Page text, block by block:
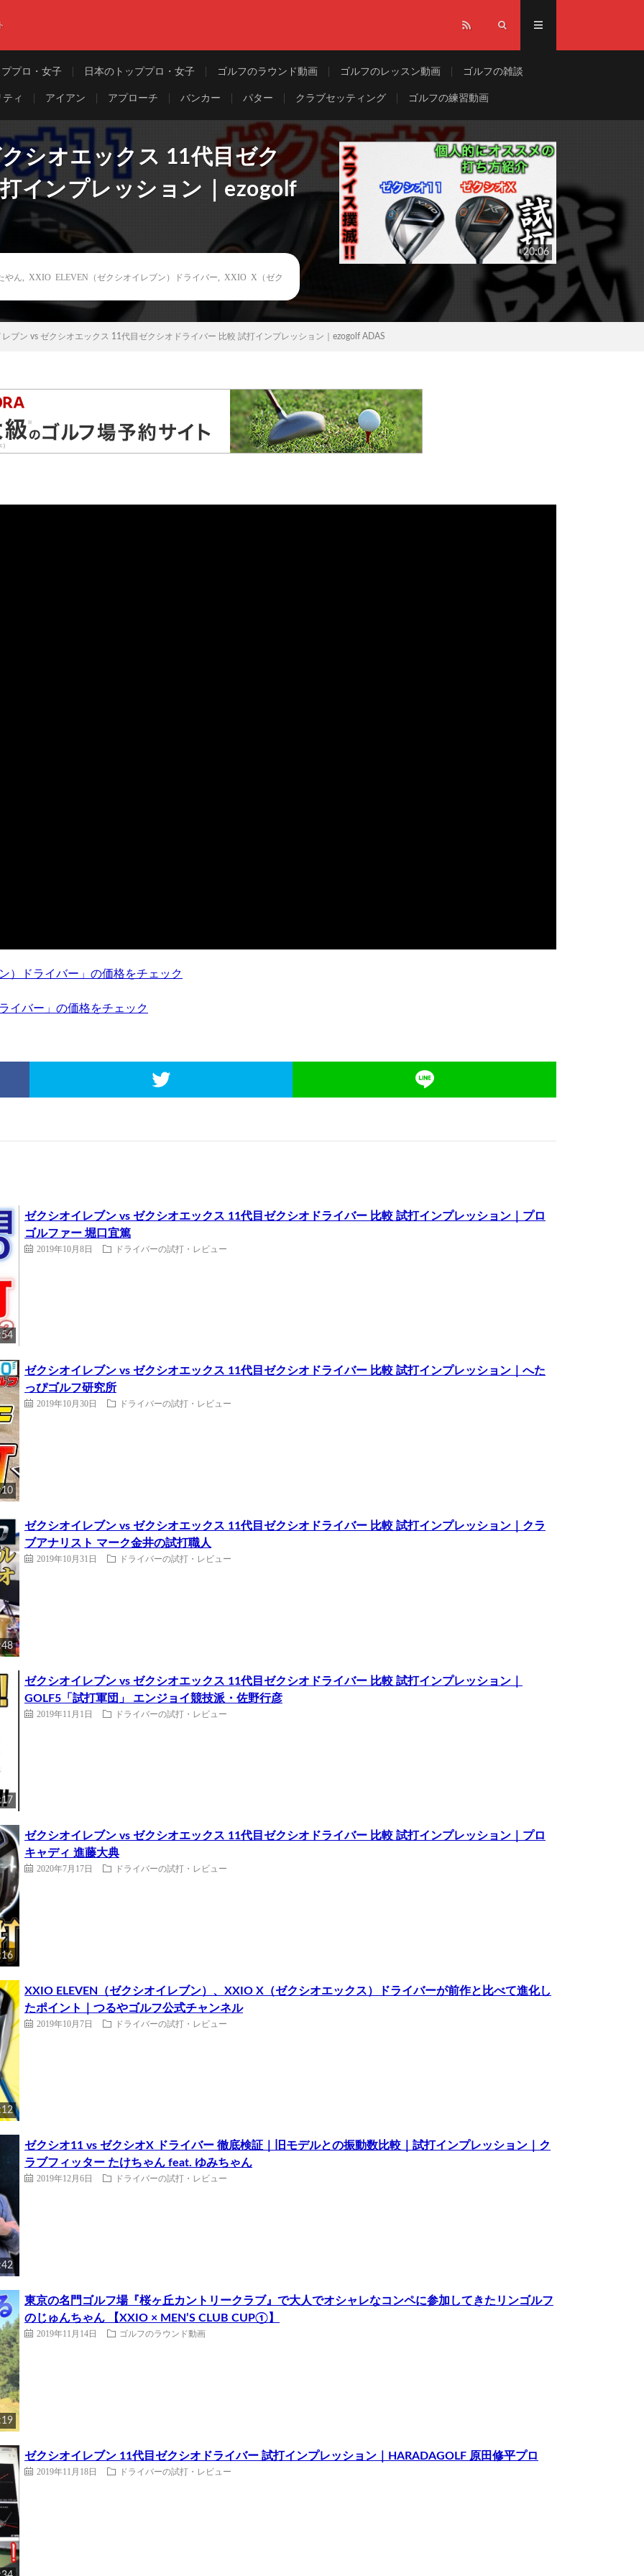
プロ・女子 日本のトッププロ・女子 ゴルフのラウンド動画 ゴルフのレッスン動画 ゴルフの雑談
ィ アイアン アプローチ バンカー パター クラブセッティング ゴルフの練習動画
シオエックス 11代目ゼク
インプレッション｜ezogolf
やん XXIO ELEVEN（ゼクシオイレブン）ドライバー XXIO X（ゼク
20:06
ブン vs ゼクシオエックス 11代目ゼクシオドライバー 比較 試打インプレッション｜ezogolf ADAS
）ドライバー」の価格をチェック
イバー」の価格をチェック
ゼクシオイレブン vs ゼクシオエックス 11代目ゼクシオドライバー 比較 試打インプレッション｜プロ
ゴルファー 堀口宜篤
2019年10月8日 ドライバーの試打・レビュー
ゼクシオイレブン vs ゼクシオエックス 11代目ゼクシオドライバー 比較 試打インプレッション｜へた
っぴゴルフ研究所
2019年10月30日 ドライバーの試打・レビュー
ゼクシオイレブン vs ゼクシオエックス 11代目ゼクシオドライバー 比較 試打インプレッション｜クラ
ブアナリスト マーク金井の試打職人
2019年10月31日 ドライバーの試打・レビュー
ゼクシオイレブン vs ゼクシオエックス 11代目ゼクシオドライバー 比較 試打インプレッション｜
GOLF5「試打軍団」 エンジョイ競技派・佐野行彦
2019年11月1日 ドライバーの試打・レビュー
ゼクシオイレブン vs ゼクシオエックス 11代目ゼクシオドライバー 比較 試打インプレッション｜プロ
キャディ 進藤大典
2020年7月17日 ドライバーの試打・レビュー
XXIO ELEVEN（ゼクシオイレブン）、XXIO X（ゼクシオエックス）ドライバーが前作と比べて進化し
たポイント｜つるやゴルフ公式チャンネル
2019年10月7日 ドライバーの試打・レビュー
ゼクシオ11 vs ゼクシオX ドライバー 徹底検証｜旧モデルとの振動数比較｜試打インプレッション｜ク
ラブフィッター たけちゃん feat. ゆみちゃん
2019年12月6日 ドライバーの試打・レビュー
東京の名門ゴルフ場『桜ヶ丘カントリークラブ』で大人でオシャレなコンペに参加してきたリンゴルフ
のじゅんちゃん 【XXIO × MEN’S CLUB CUP①】
2019年11月14日 ゴルフのラウンド動画
ゼクシオイレブン 11代目ゼクシオドライバー 試打インプレッション｜HARADAGOLF 原田修平プロ
2019年11月18日 ドライバーの試打・レビュー